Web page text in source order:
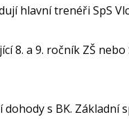
hlavní trenéři SpS
8. a 9. ročník ZŠ nebo
s BK. Základní